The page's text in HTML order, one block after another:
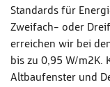
Standards für
Zweifach- oder
erreichen wir bei
bis zu 0,95 W/m2K.
Altbaufenster und